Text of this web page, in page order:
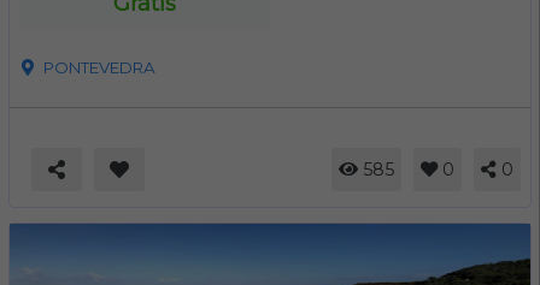
PONTEVEDRA
585 0 0